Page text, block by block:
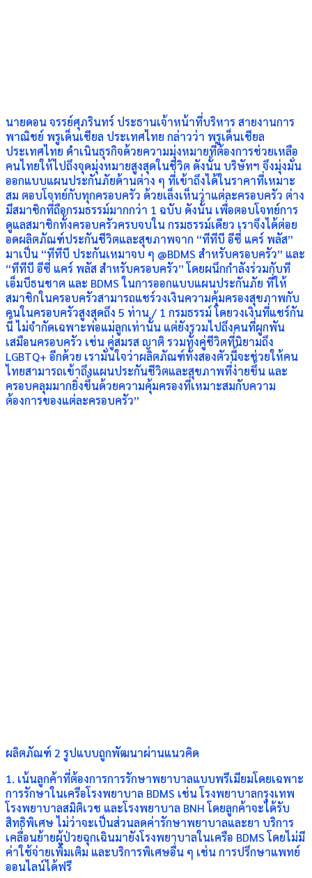
นายดอน จรรย์ศุภรินทร์ ประธานเจ้าหน้าที่บริหาร สายงานการ
พาณิชย์ พรูเด็นเชียล ประเทศไทย กล่าวว่า พรูเด็นเชียล
ประเทศไทย ดำเนินธุรกิจด้วยความมุ่งหมายที่ต้องการช่วยเหลือ
คนไทยให้ไปถึงจุดมุ่งหมายสูงสุดในชีวิต ดังนั้น บริษัทฯ จึงมุ่งมั่น
ออกแบบแผนประกันภัยด้านต่าง ๆ ที่เข้าถึงได้ในราคาที่เหมาะ
สม ตอบโจทย์กับทุกครอบครัว ด้วยเล็งเห็นว่าแต่ละครอบครัว ต่าง
มีสมาชิกที่ถือกรมธรรม์มากกว่า 1 ฉบับ ดังนั้น เพื่อตอบโจทย์การ
ดูแลสมาชิกทั้งครอบครัวครบจบใน กรมธรรม์เดียว เราจึงได้ต่อย
อดผลิตภัณฑ์ประกันชีวิตและสุขภาพจาก “ทีทีบี อีซี่ แคร์ พลัส”
มาเป็น “ทีทีบี ประกันเหมาจบ ๆ @BDMS สำหรับครอบครัว” และ
“ทีทีบี อีซี่ แคร์ พลัส สำหรับครอบครัว” โดยผนึกกำลังร่วมกับที
เอ็มบีธนชาต และ BDMS ในการออกแบบแผนประกันภัย ที่ให้
สมาชิกในครอบครัวสามารถแชร์วงเงินความคุ้มครองสุขภาพกับ
คนในครอบครัวสูงสุดถึง 5 ท่าน / 1 กรมธรรม์ โดยวงเงินที่แชร์กัน
นี้ ไม่จำกัดเฉพาะพ่อแม่ลูกเท่านั้น แต่ยังรวมไปถึงคนที่ผูกพัน
เสมือนครอบครัว เช่น คู่สมรส ญาติ รวมทั้งคู่ชีวิตที่นิยามถึง
LGBTQ+ อีกด้วย เรามั่นใจว่าผลิตภัณฑ์ทั้งสองตัวนี้จะช่วยให้คน
ไทยสามารถเข้าถึงแผนประกันชีวิตและสุขภาพที่ง่ายขึ้น และ
ครอบคลุมมากยิ่งขึ้นด้วยความคุ้มครองที่เหมาะสมกับความ
ต้องการของแต่ละครอบครัว”
ผลิตภัณฑ์ 2 รูปแบบถูกพัฒนาผ่านแนวคิด
1. เน้นลูกค้าที่ต้องการการรักษาพยาบาลแบบพรีเมียมโดยเฉพาะ
การรักษาในเครือโรงพยาบาล BDMS เช่น โรงพยาบาลกรุงเทพ
โรงพยาบาลสมิติเวช และโรงพยาบาล BNH โดยลูกค้าจะได้รับ
สิทธิพิเศษ ไม่ว่าจะเป็นส่วนลดค่ารักษาพยาบาลและยา บริการ
เคลื่อนย้ายผู้ป่วยฉุกเฉินมายังโรงพยาบาลในเครือ BDMS โดยไม่มี
ค่าใช้จ่ายเพิ่มเติม และบริการพิเศษอื่น ๆ เช่น การปรึกษาแพทย์
ออนไลน์ได้ฟรี